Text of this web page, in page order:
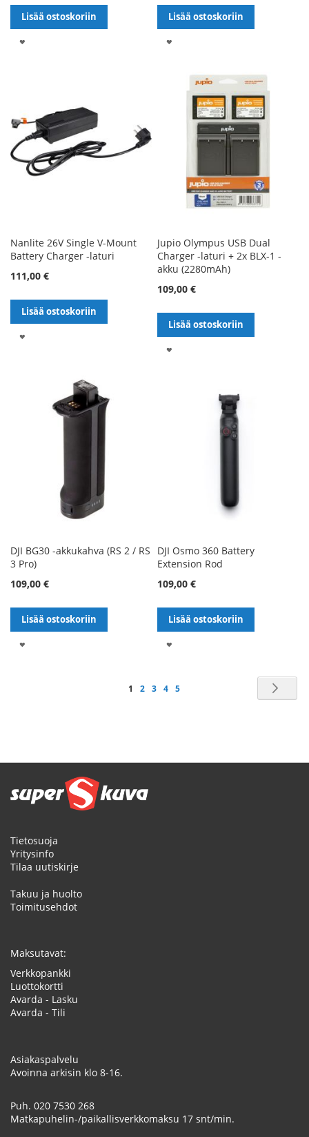
Lisää ostoskoriin Lisää ostoskoriin
Nanlite 26V Single V-Mount
Battery Charger -laturi
111,00 €
Lisää ostoskoriin
Jupio Olympus USB Dual
Charger -laturi + 2x BLX-1 -
akku (2280mAh)
109,00 €
Lisää ostoskoriin
DJI BG30 -akkukahva (RS 2 / RS
3 Pro)
109,00 €
Lisää ostoskoriin
DJI Osmo 360 Battery
Extension Rod
109,00 €
Lisää ostoskoriin
Sivu
You're
1 Sivu
2 Sivu
3 Sivu
4 Sivu
5
Tietosuoja
Yritysinfo
Tilaa uutiskirje
Takuu ja huolto
Toimitusehdot
Maksutavat:
Verkkopankki
Luottokortti
Avarda - Lasku
Avarda - Tili
Asiakaspalvelu
Avoinna arkisin klo 8-16.
Puh. 020 7530 268
Matkapuhelin-/paikallisverkkomaksu 17 snt/min.